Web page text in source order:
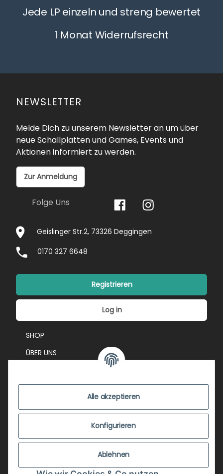
Alle akzeptieren
Konfigurieren
Ablehnen
Jede LP einzeln und streng bewertet
1 Monat Widerrufsrecht
NEWSLETTER
Melde Dich zu unserem Newsletter an um über
neue Schallplatten und Games, Events und
Aktionen informiert zu werden.
Zur Anmeldung
Folge Uns
Geislinger Str.2, 73326 Deggingen
0170 327 6648
Registrieren
Log in
SHOP
ÜBER UNS
ZUSTANDSBEWERTUNG
ZAHLUNGSMÖGLICHKEITEN